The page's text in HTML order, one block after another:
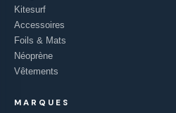
Kitesurf
Accessoires
Foils & Mats
Néoprène
Vêtements
MARQUES